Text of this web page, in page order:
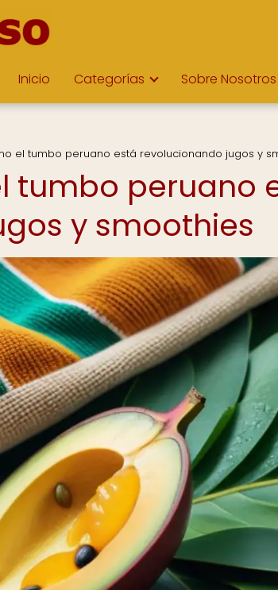
Inicio Categorías Sobre Nosotros
el tumbo peruano está revolucionando jugos y
tumbo peruano
y smoothies